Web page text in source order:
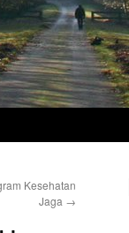
Kesehatan
Jaga →